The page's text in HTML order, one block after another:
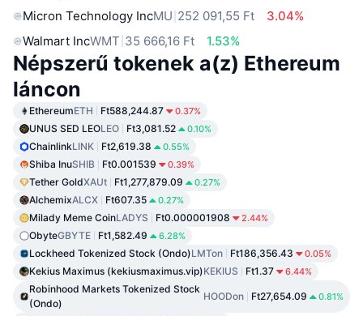
Micron Technology IncMU 252 091,55 Ft
3.04%
Walmart IncWMT 35 666,16 Ft 1.53%
Népszerű tokenek a(z) Ethereum
láncon
EthereumETH Ft588,244.87 0.37%
UNUS SED LEOLEO Ft3,081.52 0.10%
ChainlinkLINK Ft2,619.38 0.55%
Shiba InuSHIB Ft0.001539 0.39%
Tether GoldXAUt Ft1,277,879.09 0.27%
AlchemixALCX Ft607.35 0.27%
Milady Meme CoinLADYS Ft0.000001908 2.44%
ObyteGBYTE Ft1,582.49 6.28%
Lockheed Tokenized Stock (Ondo)LMTon Ft186,356.43 0.05%
Kekius Maximus (kekiusmaximus.vip)KEKIUS Ft1.37 6.44%
Robinhood Markets Tokenized Stock
(Ondo)
HOODon Ft27,654.09 0.81%